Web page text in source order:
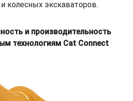
колесных экскаваторов.
и производительность
технологиям Cat Connect